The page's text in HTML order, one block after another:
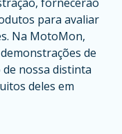
para avaliar
Na MotoMon,
de
nossa distinta
deles em